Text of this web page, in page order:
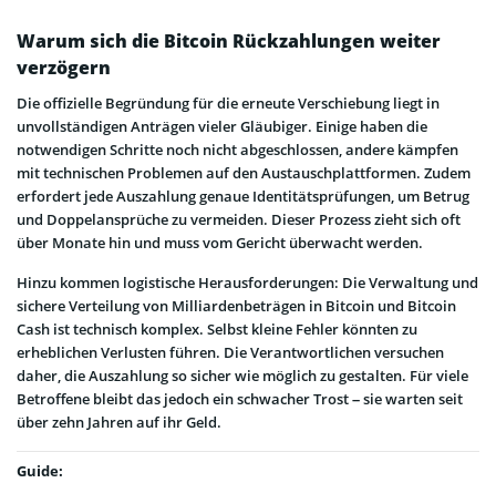
Warum sich die Bitcoin Rückzahlungen weiter
verzögern
Die offizielle Begründung für die erneute Verschiebung liegt in
unvollständigen Anträgen vieler Gläubiger. Einige haben die
notwendigen Schritte noch nicht abgeschlossen, andere kämpfen
mit technischen Problemen auf den Austauschplattformen. Zudem
erfordert jede Auszahlung genaue Identitätsprüfungen, um Betrug
und Doppelansprüche zu vermeiden. Dieser Prozess zieht sich oft
über Monate hin und muss vom Gericht überwacht werden.
Hinzu kommen logistische Herausforderungen: Die Verwaltung und
sichere Verteilung von Milliardenbeträgen in Bitcoin und Bitcoin
Cash ist technisch komplex. Selbst kleine Fehler könnten zu
erheblichen Verlusten führen. Die Verantwortlichen versuchen
daher, die Auszahlung so sicher wie möglich zu gestalten. Für viele
Betroffene bleibt das jedoch ein schwacher Trost – sie warten seit
über zehn Jahren auf ihr Geld.
Guide: